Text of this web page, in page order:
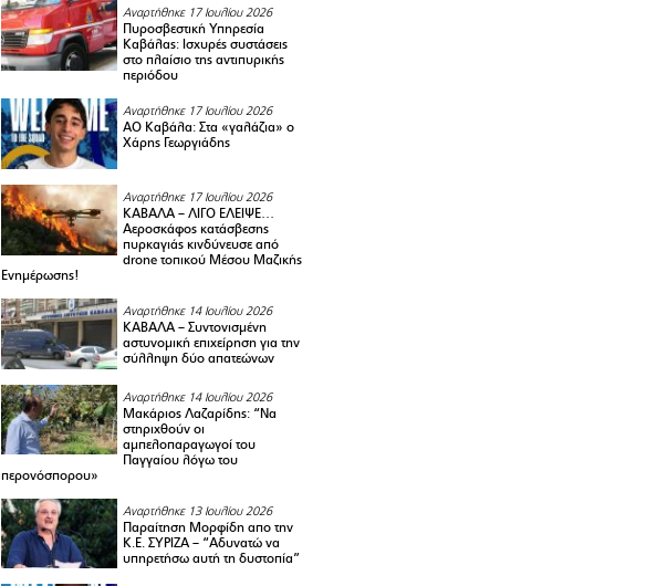
Αναρτήθηκε 17 Ιουλίου 2026
Πυροσβεστική Υπηρεσία
Καβάλας: Ισχυρές συστάσεις
στο πλαίσιο της αντιπυρικής
περιόδου
Αναρτήθηκε 17 Ιουλίου 2026
ΑΟ Καβάλα: Στα «γαλάζια» ο
Χάρης Γεωργιάδης
Αναρτήθηκε 17 Ιουλίου 2026
ΚΑΒΑΛΑ – ΛΙΓΟ ΕΛΕΙΨΕ…
Αεροσκάφος κατάσβεσης
πυρκαγιάς κινδύνευσε από
drone τοπικού Μέσου Μαζικής
Ενημέρωσης!
Αναρτήθηκε 14 Ιουλίου 2026
ΚΑΒΑΛΑ – Συντονισμένη
αστυνομική επιχείρηση για την
σύλληψη δύο απατεώνων
Αναρτήθηκε 14 Ιουλίου 2026
Μακάριος Λαζαρίδης: “Να
στηριχθούν οι
αμπελοπαραγωγοί του
Παγγαίου λόγω του
περονόσπορου»
Αναρτήθηκε 13 Ιουλίου 2026
Παραίτηση Μορφίδη απο την
Κ.Ε. ΣΥΡΙΖΑ – “Αδυνατώ να
υπηρετήσω αυτή τη δυστοπία”